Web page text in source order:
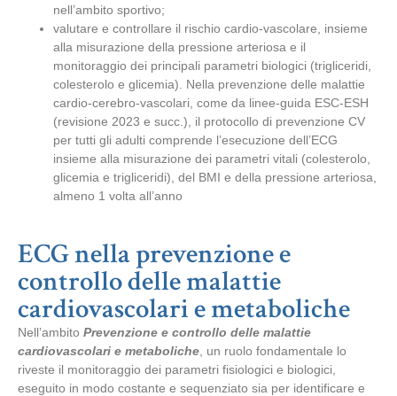
nell’ambito sportivo;
valutare e controllare il rischio cardio-vascolare, insieme
alla misurazione della pressione arteriosa e il
monitoraggio dei principali parametri biologici (trigliceridi,
colesterolo e glicemia). Nella prevenzione delle malattie
cardio-cerebro-vascolari, come da linee-guida ESC-ESH
(revisione 2023 e succ.), il protocollo di prevenzione CV
per tutti gli adulti comprende l’esecuzione dell’ECG
insieme alla misurazione dei parametri vitali (colesterolo,
glicemia e trigliceridi), del BMI e della pressione arteriosa,
almeno 1 volta all’anno
ECG nella prevenzione e
controllo delle malattie
cardiovascolari e metaboliche
Nell’ambito Prevenzione e controllo delle malattie
cardiovascolari e metaboliche , un ruolo fondamentale lo
riveste il monitoraggio dei parametri fisiologici e biologici,
eseguito in modo costante e sequenziato sia per identificare e